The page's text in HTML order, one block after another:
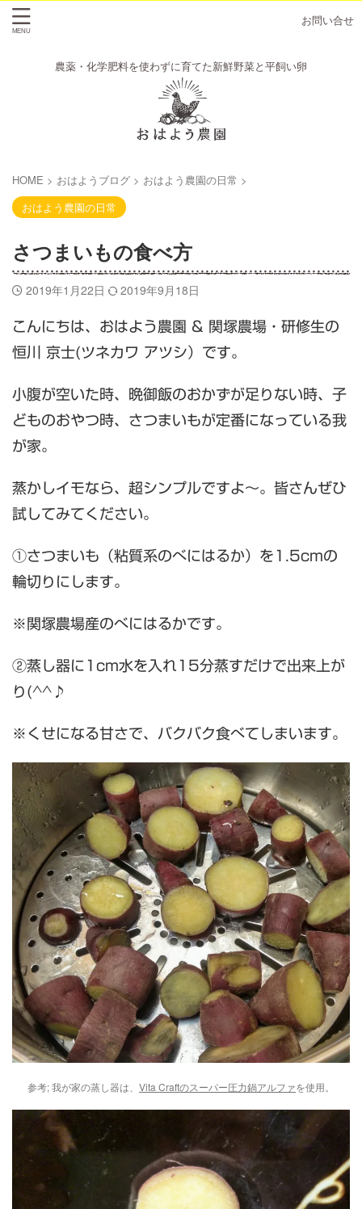
お問い合せ
農薬・化学肥料を使わずに育てた新鮮野菜と平飼い卵
HOME > おはようブログ > おはよう農園の日常 >
おはよう農園の日常
さつまいもの食べ方
2019年1月22日 2019年9月18日
こんにちは、おはよう農園 & 関塚農場・研修生の
恒川 京士(ツネカワ アツシ）です。
小腹が空いた時、晩御飯のおかずが足りない時、子
どものおやつ時、さつまいもが定番になっている我
が家。
蒸かしイモなら、超シンプルですよ～。皆さんぜひ
試してみてください。
①さつまいも（粘質系のべにはるか）を1.5cmの
輪切りにします。
※関塚農場産のべにはるかです。
②蒸し器に1cm水を入れ15分蒸すだけで出来上が
り(^^♪
※くせになる甘さで、バクバク食べてしまいます。
参考; 我が家の蒸し器は、 Vita Craftのスーパー圧力鍋アルファを使用。